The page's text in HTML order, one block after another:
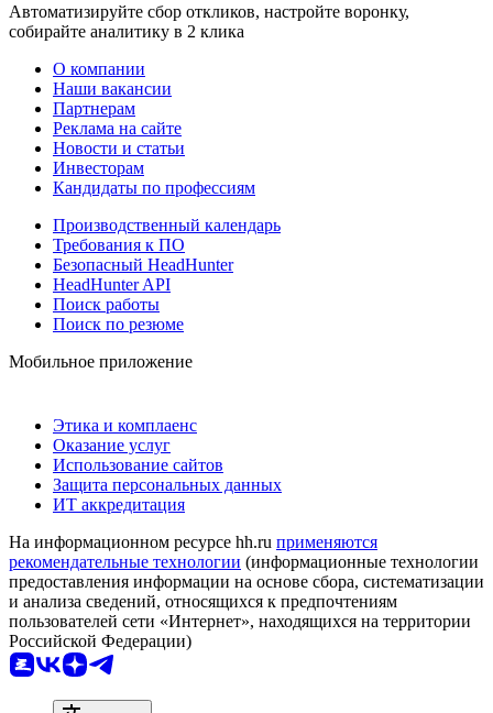
Автоматизируйте сбор откликов, настройте воронку,
собирайте аналитику в 2 клика
О компании
Наши вакансии
Партнерам
Реклама на сайте
Новости и статьи
Инвесторам
Кандидаты по профессиям
Производственный календарь
Требования к ПО
Безопасный HeadHunter
HeadHunter API
Поиск работы
Поиск по резюме
Мобильное приложение
Этика и комплаенс
Оказание услуг
Использование сайтов
Защита персональных данных
ИТ аккредитация
На информационном ресурсе hh.ru применяются
рекомендательные технологии (информационные технологии
предоставления информации на основе сбора, систематизации
и анализа сведений, относящихся к предпочтениям
пользователей сети «Интернет», находящихся на территории
Российской Федерации)